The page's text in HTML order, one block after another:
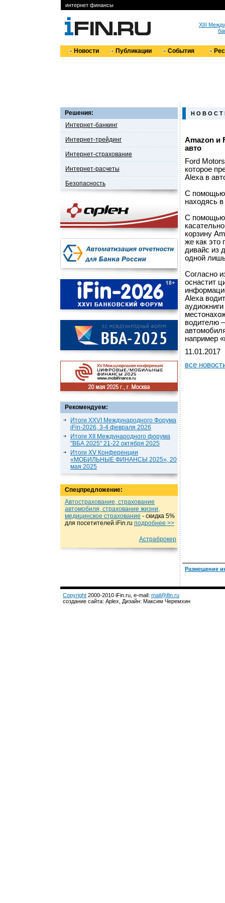
интернет финансы
XIII
Новости Публикации События
Решения:
Интернет-банкинг
Интернет-трейдинг
Интернет-страхование
Интернет-расчеты
Безопасность
Рекомендуем:
Итоги XXVI Международного Форума
iFin-2026, 3-4 февраля 2026
Итоги XII Международного форума
"ВБА 2025" 21-22 октября 2025
Итоги XV Конференции
«МОБИЛЬНЫЕ ФИНАНСЫ 2025», 20
мая 2025
Спецпредложение:
Автострахование, страхование
автомобиля, страхование жизни,
медицинское страхование - cкидка 5%
для посетителей iFin.ru подробнеe >>
Астраброкер
Н О В О С Т
Amazon и
авто
Ford
которое
Alexa в
С помощью
находясь
С помощью
корзину
же как это
дивайс из
одной
Согласно
оснастит
Alexa
водителю
например
11.01.2017
все
Размещение
Copyright 2000-2010 iFin.ru, e-mail: mail@ifin.ru
создание сайта: Aplex, Дизайн: Максим Черемхин